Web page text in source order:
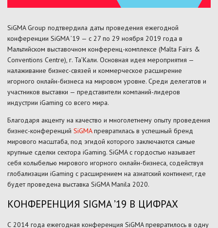
SiGMA Group подтвердила даты проведения ежегодной
конференции SiGMA ’19 — с 27 по 29 ноября 2019 года в
Мальтийском выставочном конференц-комплексе (Malta Fairs &
Conventions Centre), г. Та’Кали. Основная идея мероприятия —
налаживание бизнес-связей и коммерческое расширение
игорного онлайн-бизнеса на мировом уровне. Среди делегатов и
участников выставки — представители компаний-лидеров
индустрии iGaming со всего мира.
Благодаря акценту на качество и многолетнему опыту проведения
бизнес-конференций SiGMAпревратилась в успешный бренд
мирового масштаба, под эгидой которого заключаются самые
крупные сделки сектора iGaming. SiGMA с гордостью называет
себя колыбелью мирового игорного онлайн-бизнеса, содействуя
глобализации iGaming с расширением на азиатский континент, где
будет проведена выставка SiGMA Manila 2020.
КОНФЕРЕНЦИЯ SIGMA ’19 В ЦИФРАХ
С 2014 года ежегодная конференция SiGMA превратилось в одну